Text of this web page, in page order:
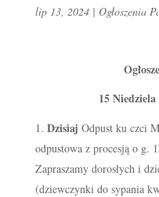
lip 13, 2024| Ogłoszenia
15
Dzisiaj Odpust ku czci
odpustowa z procesją o g.
Zapraszamy dorosłych i
(dziewczynki do sypania